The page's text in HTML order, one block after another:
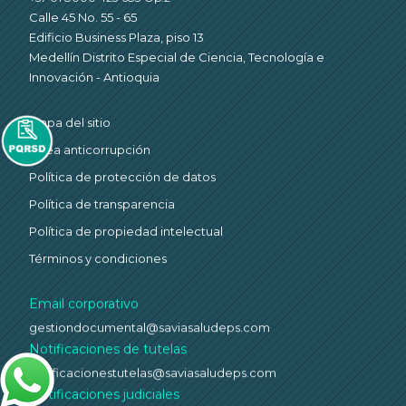
Calle 45 No. 55 - 65
Edificio Business Plaza, piso 13
Medellín Distrito Especial de Ciencia, Tecnología e
Innovación - Antioquia
Mapa del sitio
Línea anticorrupción
Política de protección de datos
Política de transparencia
Política de propiedad intelectual
Términos y condiciones
Email corporativo
gestiondocumental@saviasaludeps.com
Notificaciones de tutelas
notificacionestutelas@saviasaludeps.com
Notificaciones judiciales